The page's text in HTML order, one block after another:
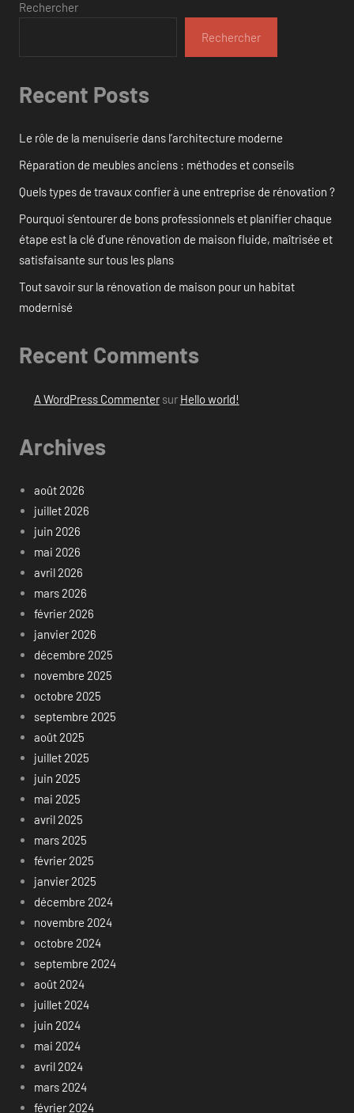
Rechercher
Rechercher
Recent Posts
Le rôle de la menuiserie dans l’architecture moderne
Réparation de meubles anciens : méthodes et conseils
Quels types de travaux confier à une entreprise de rénovation ?
Pourquoi s’entourer de bons professionnels et planifier chaque
étape est la clé d’une rénovation de maison fluide, maîtrisée et
satisfaisante sur tous les plans
Tout savoir sur la rénovation de maison pour un habitat
modernisé
Recent Comments
A WordPress Commentersur Hello world!
Archives
août 2026
juillet 2026
juin 2026
mai 2026
avril 2026
mars 2026
février 2026
janvier 2026
décembre 2025
novembre 2025
octobre 2025
septembre 2025
août 2025
juillet 2025
juin 2025
mai 2025
avril 2025
mars 2025
février 2025
janvier 2025
décembre 2024
novembre 2024
octobre 2024
septembre 2024
août 2024
juillet 2024
juin 2024
mai 2024
avril 2024
mars 2024
février 2024